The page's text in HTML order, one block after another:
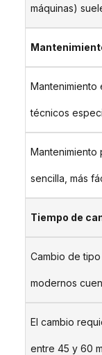
máquinas)
técnicos
Mantenimiento
sencilla, más
Tiempo de
Cambio de
modernos
El cambio
entre 45 y 60